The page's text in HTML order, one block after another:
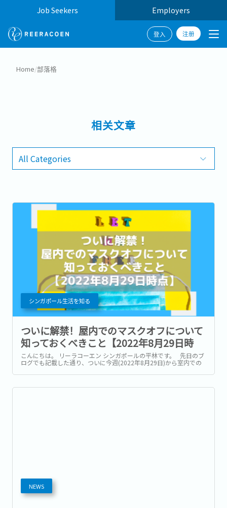
Job Seekers Employers
登入 注册
Home/部落格
相关文章
All Categories
シンガポール生活を知る
ついに解禁！屋内でのマスクオフについて
知っておくべきこと【2022年8月29日時
点】
こんにちは。 リーラコーエン シンガポールの平林です。 先日のブ
ログでも記載した通り、ついに今週(2022年8月29日)から室内での
2年半、幾度となくマスクを忘れて外出し慌てて取りに帰ったこと
NEWS